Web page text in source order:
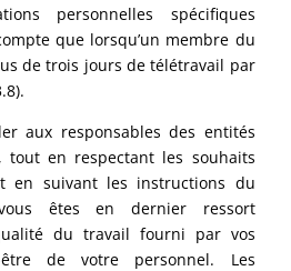
personnelles spécifiques
que lorsqu’un membre du
de trois jours de télétravail par
aux responsables des entités
tout en respectant les souhaits
en suivant les instructions du
êtes en dernier ressort
du travail fourni par vos
de votre personnel. Les